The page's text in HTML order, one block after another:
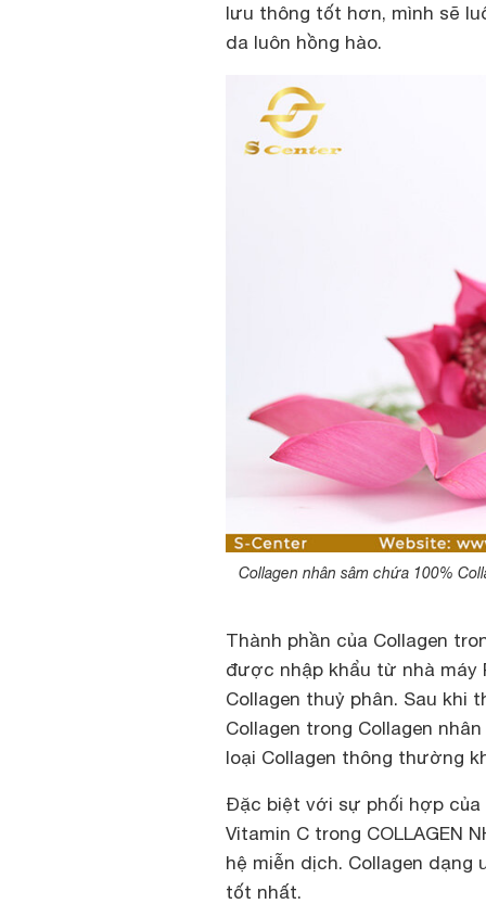
lưu thông tốt hơn, mình sẽ
da luôn hồng hào.
Collagen nhân sâm chứa 100%
Thành phần của Collagen
được nhập khẩu từ nhà máy
Collagen thuỷ phân. Sau khi
Collagen trong Collagen
loại Collagen thông thường
Đặc biệt với sự phối hợp của
Vitamin C trong COLLAGEN
hệ miễn dịch. Collagen
tốt nhất.